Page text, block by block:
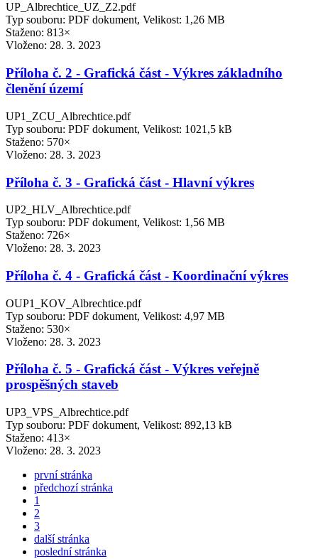
UP_Albrechtice_UZ_Z2.pdf
Typ souboru: PDF dokument, Velikost: 1,26 MB
Staženo: 813×
Vloženo: 28. 3. 2023
Příloha č. 2 - Grafická část - Výkres základního
členění území
UP1_ZCU_Albrechtice.pdf
Typ souboru: PDF dokument, Velikost: 1021,5 kB
Staženo: 570×
Vloženo: 28. 3. 2023
Příloha č. 3 - Grafická část - Hlavní výkres
UP2_HLV_Albrechtice.pdf
Typ souboru: PDF dokument, Velikost: 1,56 MB
Staženo: 726×
Vloženo: 28. 3. 2023
Příloha č. 4 - Grafická část - Koordinační výkres
OUP1_KOV_Albrechtice.pdf
Typ souboru: PDF dokument, Velikost: 4,97 MB
Staženo: 530×
Vloženo: 28. 3. 2023
Příloha č. 5 - Grafická část - Výkres veřejně
prospěšných staveb
UP3_VPS_Albrechtice.pdf
Typ souboru: PDF dokument, Velikost: 892,13 kB
Staženo: 413×
Vloženo: 28. 3. 2023
první stránka
předchozí stránka
1
2
3
další stránka
poslední stránka